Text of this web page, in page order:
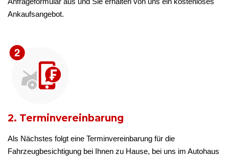
Ankaufsangebot.
2. Terminvereinbarung
Als Nächstes folgt eine Terminvereinbarung für die
Fahrzeugbesichtigung bei Ihnen zu Hause, bei uns im Autohaus